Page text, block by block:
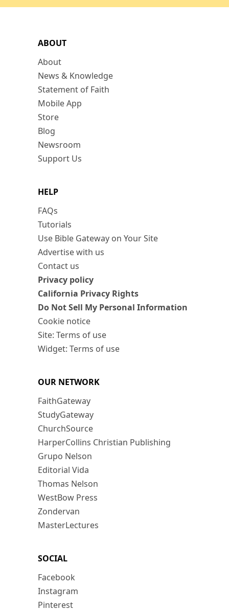
ABOUT
About
News & Knowledge
Statement of Faith
Mobile App
Store
Blog
Newsroom
Support Us
HELP
FAQs
Tutorials
Use Bible Gateway on Your Site
Advertise with us
Contact us
Privacy policy
California Privacy Rights
Do Not Sell My Personal Information
Cookie notice
Site: Terms of use
Widget: Terms of use
OUR NETWORK
FaithGateway
StudyGateway
ChurchSource
HarperCollins Christian Publishing
Grupo Nelson
Editorial Vida
Thomas Nelson
WestBow Press
Zondervan
MasterLectures
SOCIAL
Facebook
Instagram
Pinterest